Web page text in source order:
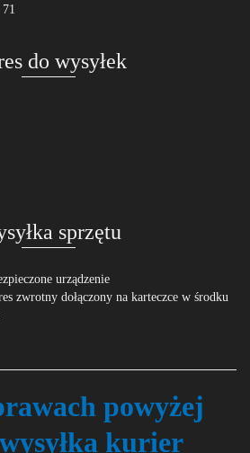
do wysyłek
sprzętu
urządzenie
zwrotny dołączony na karteczce w środku
powyżej
wysyłka kurier